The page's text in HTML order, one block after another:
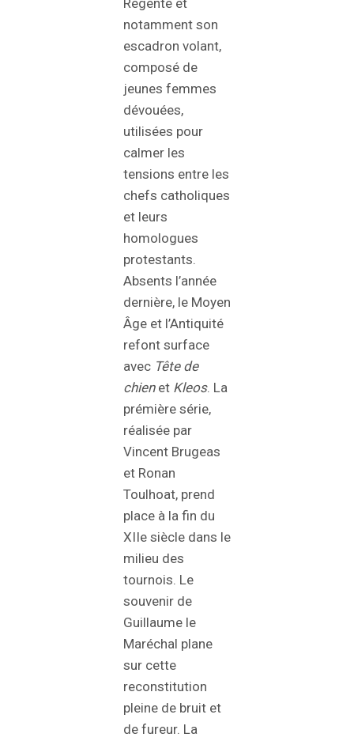
notamment son
escadron volant,
composé de
jeunes femmes
dévouées,
utilisées pour
calmer les
tensions entre les
chefs catholiques
et leurs
homologues
protestants.
Absents l’année
dernière, le Moyen
Âge et l’Antiquité
refont surface
avec Tête de
chienet Kleos. La
prémière série,
réalisée par
Vincent Brugeas
et Ronan
Toulhoat, prend
place à la fin du
XIIe siècle dans le
milieu des
tournois. Le
souvenir de
Guillaume le
Maréchal plane
sur cette
reconstitution
pleine de bruit et
de fureur. La